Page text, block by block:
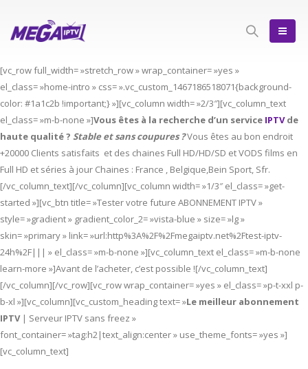
[vc_row full_width= »stretch_row » wrap_container= »yes »
el_class= »home-intro » css= ».vc_custom_1467186518071{background-
color: #1a1c2b !important;} »][vc_column width= »2/3″][vc_column_text
el_class= »m-b-none »]Vous êtes à la recherche d’un service IPTVde
haute qualité ? Stable et sans coupures ?Vous êtes au bon endroit
+20000 Clients satisfaits et des chaines Full HD/HD/SD et VODS films en
Full HD et séries à jour Chaines : France , Belgique,Bein Sport, Sfr.
[/vc_column_text][/vc_column][vc_column width= »1/3″ el_class= »get-
started »][vc_btn title= »Tester votre future ABONNEMENT IPTV »
style= »gradient » gradient_color_2= »vista-blue » size= »lg »
skin= »primary » link= »url:http%3A%2F%2Fmegaiptv.net%2Ftest-iptv-
24h%2F||| » el_class= »m-b-none »][vc_column_text el_class= »m-b-none
learn-more »]Avant de l’acheter, c’est possible ![/vc_column_text]
[/vc_column][/vc_row][vc_row wrap_container= »yes » el_class= »p-t-xxl p-
b-xl »][vc_column][vc_custom_heading text= »Le meilleur abonnement
IPTV | Serveur IPTV sans freez »
font_container= »tag:h2|text_align:center » use_theme_fonts= »yes »]
[vc_column_text]